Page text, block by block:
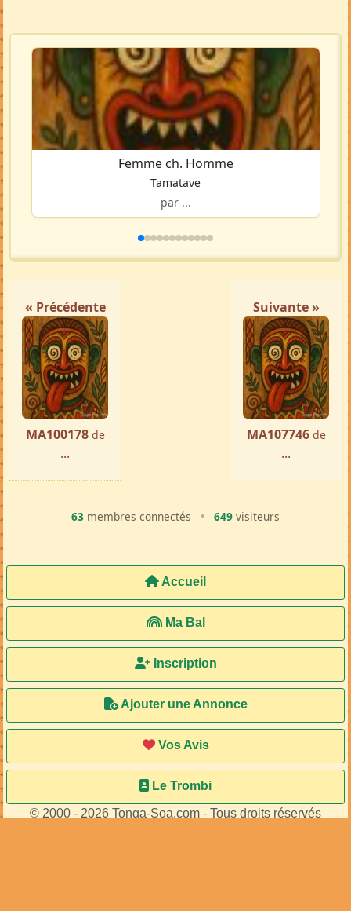
Femme ch. Homme
Tamatave
par ...
« Précédente
MA100178 de
...
Suivante »
MA107746 de
...
63 membres connectés • 649 visiteurs
Accueil
Ma Bal
Inscription
Ajouter une Annonce
Vos Avis
Le Trombi
© 2000 - 2026 Tonga-Soa.com - Tous droits réservés